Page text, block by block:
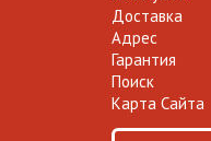
Доставка
Адрес
Гарантия
Поиск
Карта Сайта